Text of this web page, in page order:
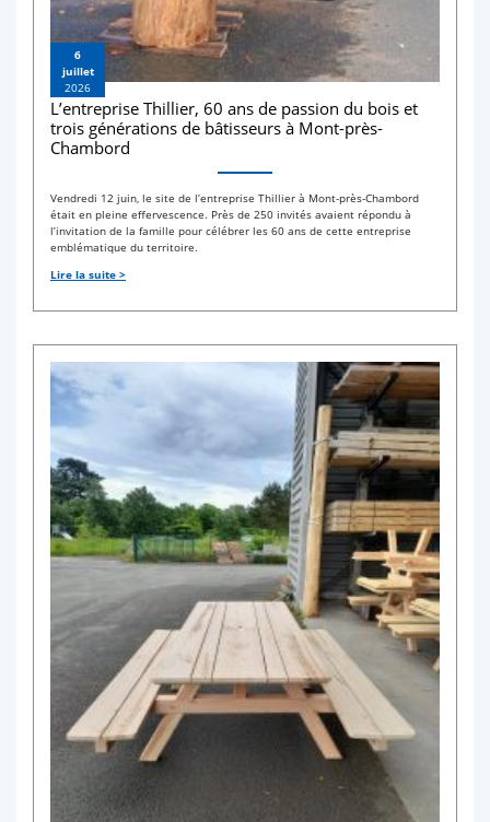
6
juillet
2026
L’entreprise Thillier, 60 ans de passion du bois et
trois générations de bâtisseurs à Mont-près-
Chambord
Vendredi 12 juin, le site de l’entreprise Thillier à Mont-près-Chambord
était en pleine effervescence. Près de 250 invités avaient répondu à
l’invitation de la famille pour célébrer les 60 ans de cette entreprise
emblématique du territoire.
Lire la suite >